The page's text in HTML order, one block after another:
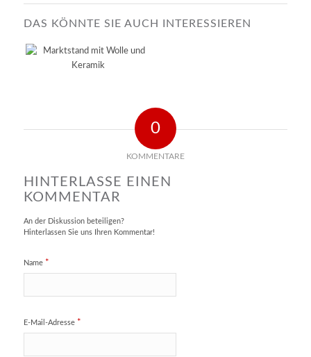
DAS KÖNNTE SIE AUCH INTERESSIEREN
0
KOMMENTARE
HINTERLASSE EINEN
KOMMENTAR
An der Diskussion beteiligen?
Hinterlassen Sie uns Ihren Kommentar!
Name *
E-Mail-Adresse *